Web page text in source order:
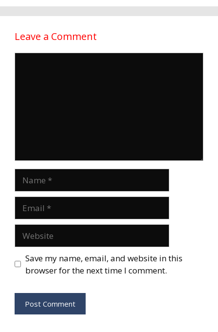
Leave a Comment
Save my name, email, and website in this
browser for the next time I comment.